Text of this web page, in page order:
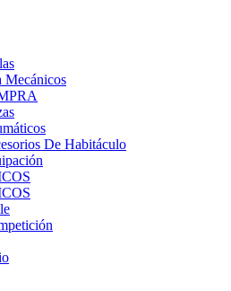
De Habitáculo